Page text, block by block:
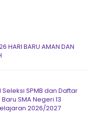
HARI BARU AMAN DAN
SPMB dan Daftar
SMA Negeri 13
2026/2027